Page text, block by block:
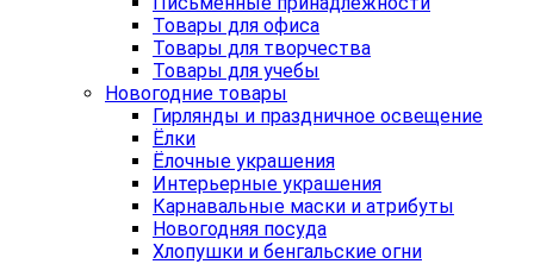
Товары для офиса
Товары для творчества
Товары для учебы
Новогодние товары
Гирлянды и праздничное освещение
Ёлки
Ёлочные украшения
Интерьерные украшения
Карнавальные маски и атрибуты
Новогодняя посуда
Хлопушки и бенгальские огни